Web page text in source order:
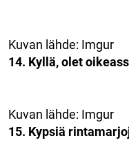
Kuvan lähde: Imgur
14. Kyllä, olet
Kuvan lähde: Imgur
15. Kypsiä